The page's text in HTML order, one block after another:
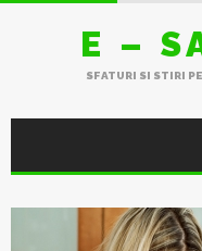
E –
SFATURI SI STIRI